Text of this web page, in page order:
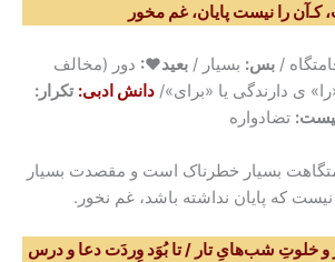
کـ‌آن را نیست پایان، غم مخور
/ بس: بسیار / بعید♥: دور (مخالف
ی دارندگی یا «برای»/ دانش ادبی: تکرار:
تضادواره
بسیار خطرناک است و مقصدت بسیار
که پایان نداشته باشد، غم نخور.
و خلوتِ شب‌هایِ تار / تا بُوَد وِردَت دعا و درس